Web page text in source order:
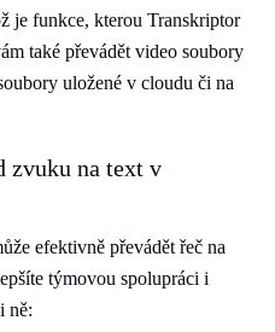
je funkce, kterou Transkriptor
také převádět video soubory
uložené v cloudu či na
zvuku na text v
efektivně převádět řeč na
týmovou spolupráci i
ně: